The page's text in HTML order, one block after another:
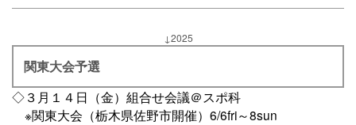
↓2025
関東大会予選
◇３月１４日（金）組合せ会議＠スポ科
※関東大会（栃木県佐野市開催）6/6fri～8sun